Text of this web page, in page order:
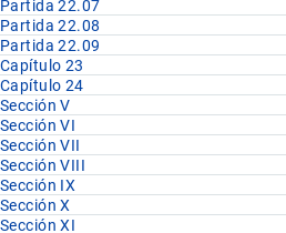
Partida 22.07
Partida 22.08
Partida 22.09
Capítulo 23
Capítulo 24
Sección V
Sección VI
Sección VII
Sección VIII
Sección IX
Sección X
Sección XI